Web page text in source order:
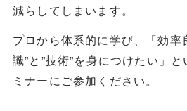
減らしてしまいます。
プロから体系的に学び、「効率
識”と”技術”を身につけたい」
ミナーにご参加ください。